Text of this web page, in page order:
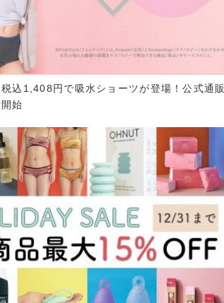
込1,408円で吸水ショーツが登場！公式通販
始